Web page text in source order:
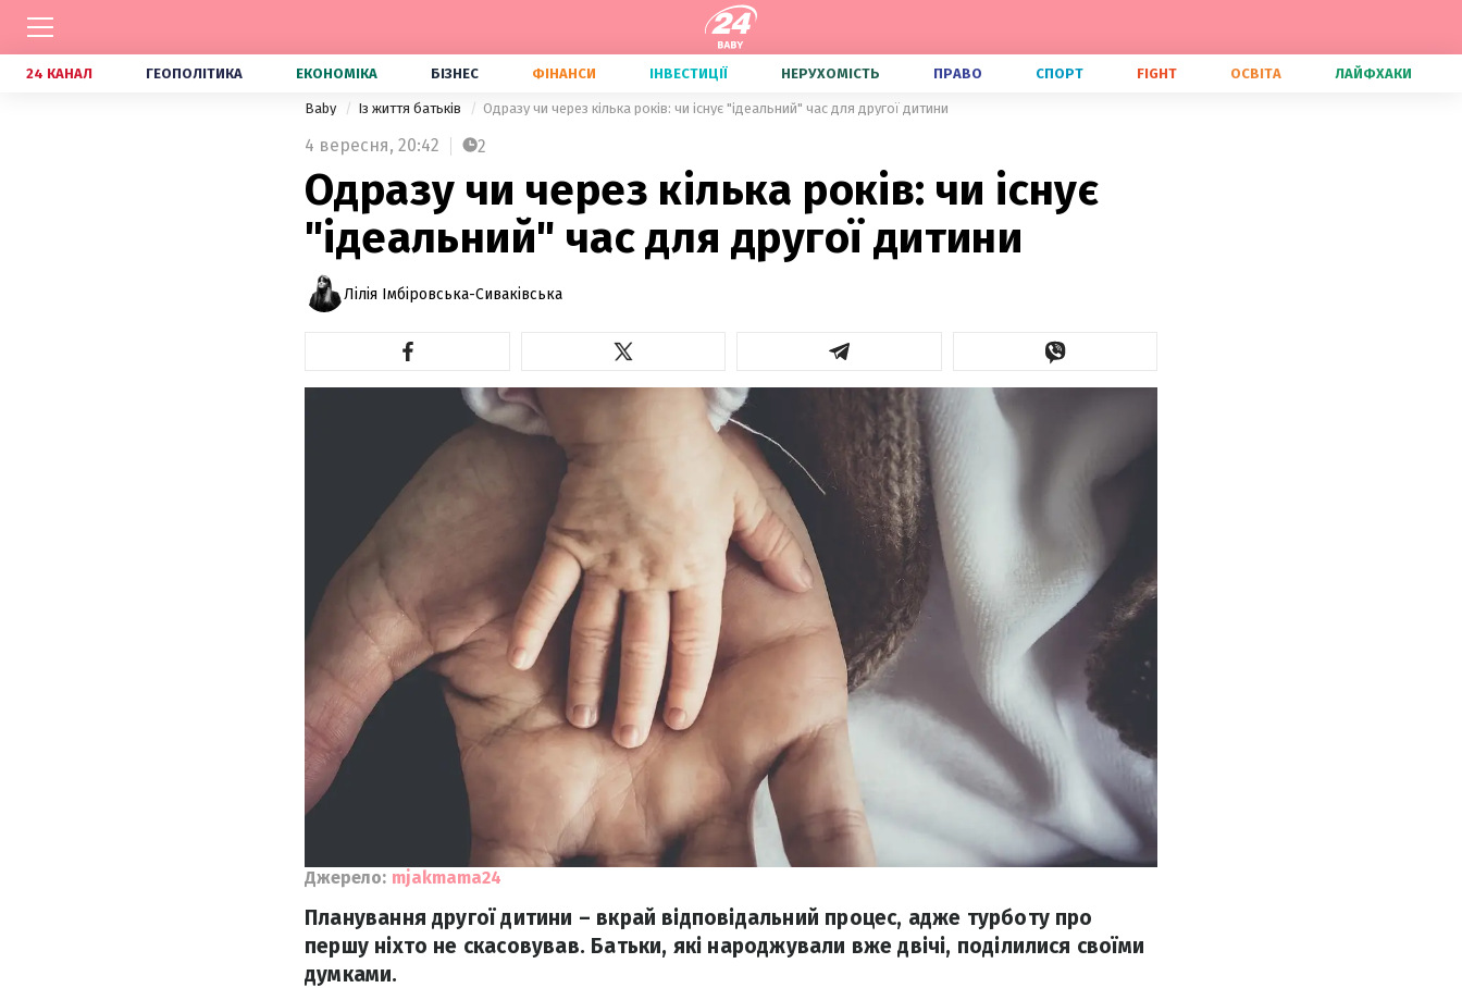
24 КАНАЛ ГЕОПОЛІТИКА ЕКОНОМІКА БІЗНЕС ФІНАНСИ ІНВЕСТИЦІЇ НЕРУХОМІСТЬ ПРАВО СПОРТ FIGHT ОСВІТА ЛАЙФХАКИ
Baby Із життя батьків Одразу чи через кілька років: чи існує "ідеальний" час для другої дитини
4 вересня, 20:42 2
Одразу чи через кілька років: чи існує
"ідеальний" час для другої дитини
Лілія Імбіровська-Сиваківська
Джерело: mjakmama24
Планування другої дитини – вкрай відповідальний процес, адже турботу про
першу ніхто не скасовував. Батьки, які народжували вже двічі, поділилися своїми
думками.